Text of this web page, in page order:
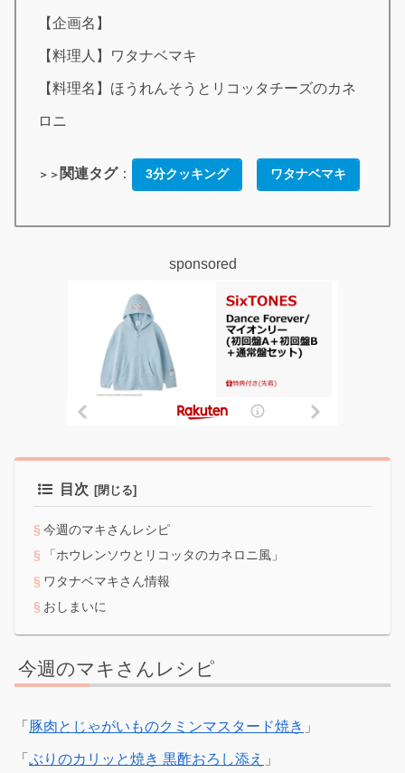
【企画名】
【料理人】ワタナベマキ
【料理名】ほうれんそうとリコッタチーズのカネ
ロニ
＞＞ 関連タグ： 3分クッキング ワタナベマキ
sponsored
目次
今週のマキさんレシピ
「ホウレンソウとリコッタのカネロニ風」
ワタナベマキさん情報
おしまいに
今週のマキさんレシピ
「 豚肉とじゃがいものクミンマスタード焼き 」
「 ぶりのカリッと焼き 黒酢おろし添え 」